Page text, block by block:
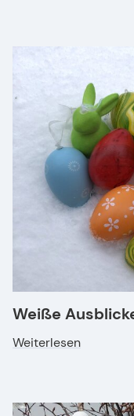
Weiße
Weiterlesen